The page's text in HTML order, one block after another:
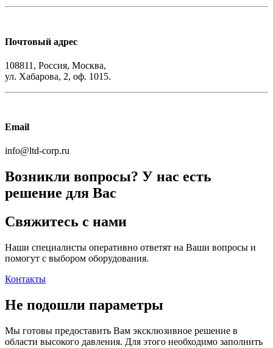
Почтовый адрес
108811, Россия, Москва,
ул. Хабарова, 2, оф. 1015.
Email
info@ltd-corp.ru
Возникли вопросы? У нас есть
решение для Вас
Свяжитесь с нами
Наши специалисты оперативно ответят на Ваши вопросы и
помогут с выбором оборудования.
Контакты
Не подошли параметры
Мы готовы предоставить Вам эксклюзивное решение в
области высокого давления. Для этого необходимо заполнить